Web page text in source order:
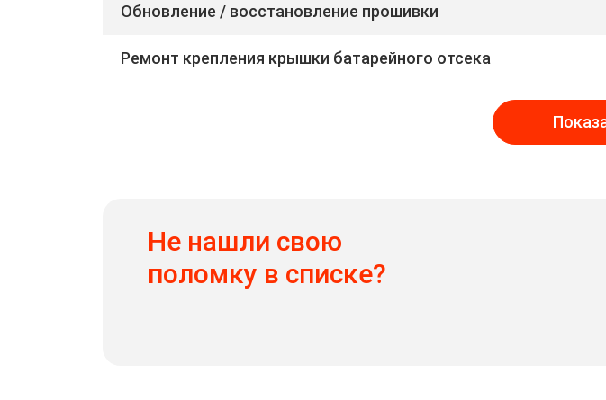
Обновление / восстановление прошивки
Ремонт крепления крышки батарейного отсека
Не нашли свою
поломку в списке?